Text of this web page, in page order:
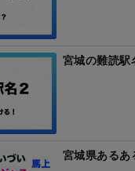
宮城の難読駅
宮城県あるあ